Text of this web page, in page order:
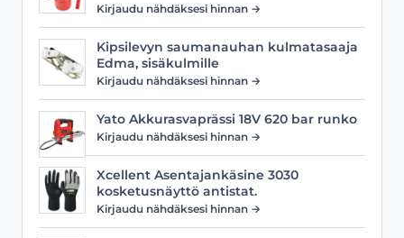
Kirjaudu nähdäksesi hinnan →
Kipsilevyn saumanauhan kulmatasaaja
Edma, sisäkulmille
Kirjaudu nähdäksesi hinnan →
Yato Akkurasvaprässi 18V 620 bar runko
Kirjaudu nähdäksesi hinnan →
Xcellent Asentajankäsine 3030
kosketusnäyttö antistat.
Kirjaudu nähdäksesi hinnan →